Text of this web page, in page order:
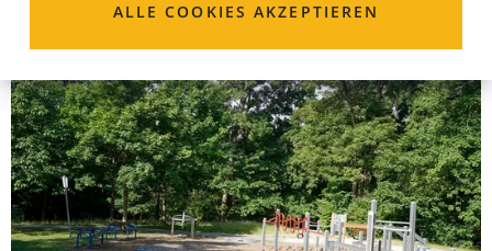
ALLE COOKIES AKZEPTIEREN